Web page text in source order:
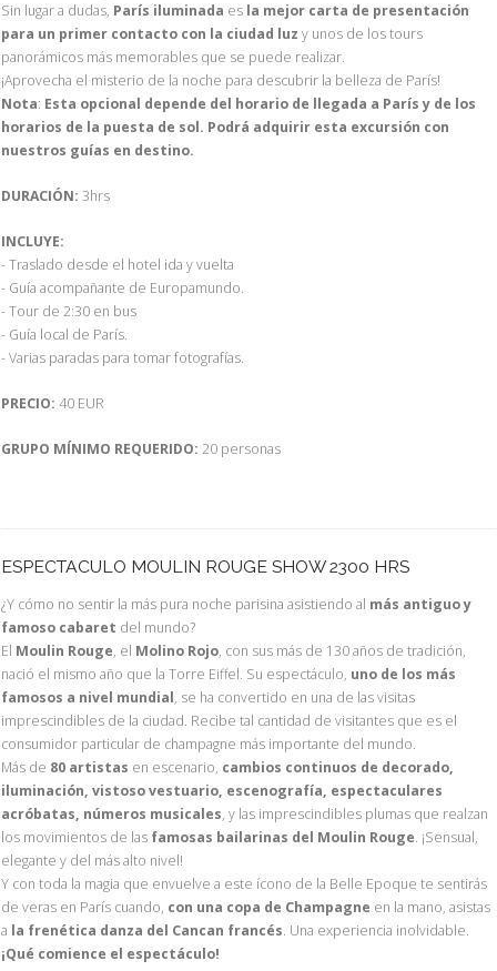
Sin lugar a dudas, París iluminada es la mejor carta de presentación
para un primer contacto con la ciudad luz y unos de los tours
panorámicos más memorables que se puede realizar.
¡Aprovecha el misterio de la noche para descubrir la belleza de París!
Nota: Esta opcional depende del horario de llegada a París y de los
horarios de la puesta de sol. Podrá adquirir esta excursión con
nuestros guías en destino.
DURACIÓN: 3hrs
INCLUYE:
- Traslado desde el hotel ida y vuelta
- Guía acompañante de Europamundo.
- Tour de 2:30 en bus
- Guía local de París.
- Varias paradas para tomar fotografías.
PRECIO: 40 EUR
GRUPO MÍNIMO REQUERIDO: 20 personas
ESPECTACULO MOULIN ROUGE SHOW 2300 HRS
¿Y cómo no sentir la más pura noche parisina asistiendo al más antiguo y
famoso cabaret del mundo?
El Moulin Rouge, el Molino Rojo, con sus más de 130 años de tradición,
nació el mismo año que la Torre Eiffel. Su espectáculo, uno de los más
famosos a nivel mundial, se ha convertido en una de las visitas
imprescindibles de la ciudad. Recibe tal cantidad de visitantes que es el
consumidor particular de champagne más importante del mundo.
Más de 80 artistas en escenario, cambios continuos de decorado,
iluminación, vistoso vestuario, escenografía, espectaculares
acróbatas, números musicales, y las imprescindibles plumas que realzan
los movimientos de las famosas bailarinas del Moulin Rouge. ¡Sensual,
elegante y del más alto nivel!
Y con toda la magia que envuelve a este ícono de la Belle Epoque te sentirás
de veras en París cuando, con una copa de Champagne en la mano, asistas
a la frenética danza del Cancan francés. Una experiencia inolvidable.
¡Qué comience el espectáculo!